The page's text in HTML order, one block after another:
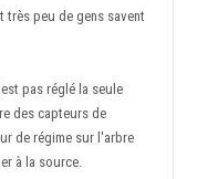
très peu de gens savent
pas réglé la seule
des capteurs de
de régime sur l'arbre
à la source.